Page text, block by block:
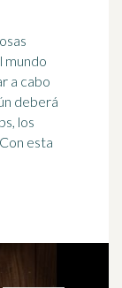
mundo
a cabo
deberá
los
esta